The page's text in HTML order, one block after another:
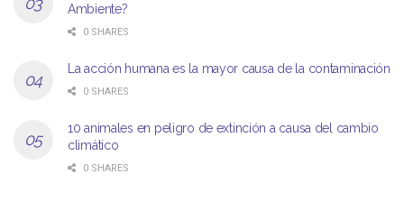
Ambiente?
0 SHARES
La acción humana es la mayor causa de la contaminación
0 SHARES
10 animales en peligro de extinción a causa del cambio
climático
0 SHARES